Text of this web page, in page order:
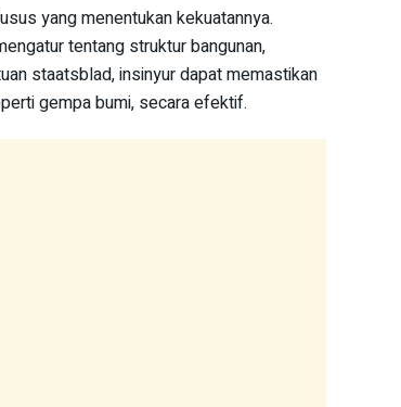
yang menentukan kekuatannya.
tentang struktur bangunan,
staatsblad, insinyur dapat memastikan
gempa bumi, secara efektif.